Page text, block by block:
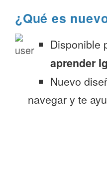
¿Qué es
Disponible
aprender
Nuevo
navegar y te